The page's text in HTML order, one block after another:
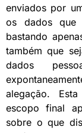
enviados por
os dados que
bastando
também que
dados
alegação.
escopo final
sobre o que